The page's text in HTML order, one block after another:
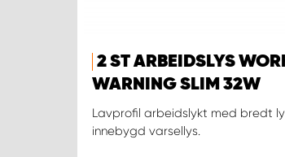
2 ST ARBEIDSLYS
WARNING SLIM 32W
Lavprofil arbeidslykt med bredt
innebygd varsellys.